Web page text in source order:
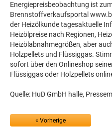
Energiepreisbeobachtung ist
Brennstoffverkaufsportal
der Heizölkunde tagesaktuelle
Heizölpreise nach Regionen,
Heizölabnahmegrößen, aber
Holzpellets und Flüssiggas.
sofort über den Onlineshop
Flüssiggas oder Holzpellets
Quelle: HuD GmbH halle,
« Vorherige